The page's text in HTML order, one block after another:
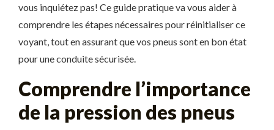
vous inquiétez pas! Ce guide pratique va vous aider à
comprendre les étapes nécessaires pour réinitialiser ce
voyant, tout en assurant que vos pneus sont en bon état
pour une conduite sécurisée.
Comprendre l’importance
de la pression des pneus